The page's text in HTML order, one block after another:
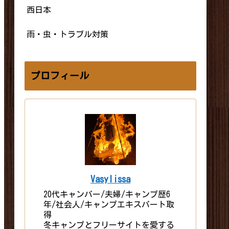
西日本
雨・虫・トラブル対策
プロフィール
Vasylissa
20代キャンパー/夫婦/キャンプ歴6
年/社会人/キャンプエキスパート取
得
冬キャンプとフリーサイトを愛する